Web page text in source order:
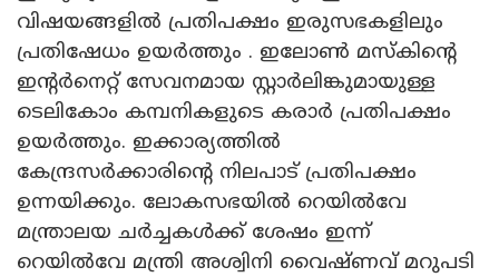
വിഷയങ്ങളിൽ പ്രതിപക്ഷം ഇരുസഭകളിലും
പ്രതിഷേധം ഉയർത്തും . ഇലോണ്‍ മസ്‌കിൻ്റെ
ഇന്റര്‍നെറ്റ് സേവനമായ സ്റ്റാര്‍ലിങ്കുമായുള്ള
ടെലികോം കമ്പനികളുടെ കരാർ പ്രതിപക്ഷം
ഉയർത്തും. ഇക്കാര്യത്തിൽ
കേന്ദ്രസർക്കാരിന്റെ നിലപാട് പ്രതിപക്ഷം
ഉന്നയിക്കും. ലോകസഭയിൽ റെയിൽവേ
മന്ത്രാലയ ചർച്ചകൾക്ക് ശേഷം ഇന്ന്
റെയിൽവേ മന്ത്രി അശ്വിനി വൈഷ്ണവ് മറുപടി